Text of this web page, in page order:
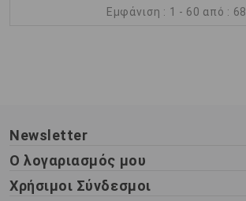
Εμφάνιση : 1 - 60 από : 68
Newsletter
Ο λογαριασμός μου
Χρήσιμοι Σύνδεσμοι